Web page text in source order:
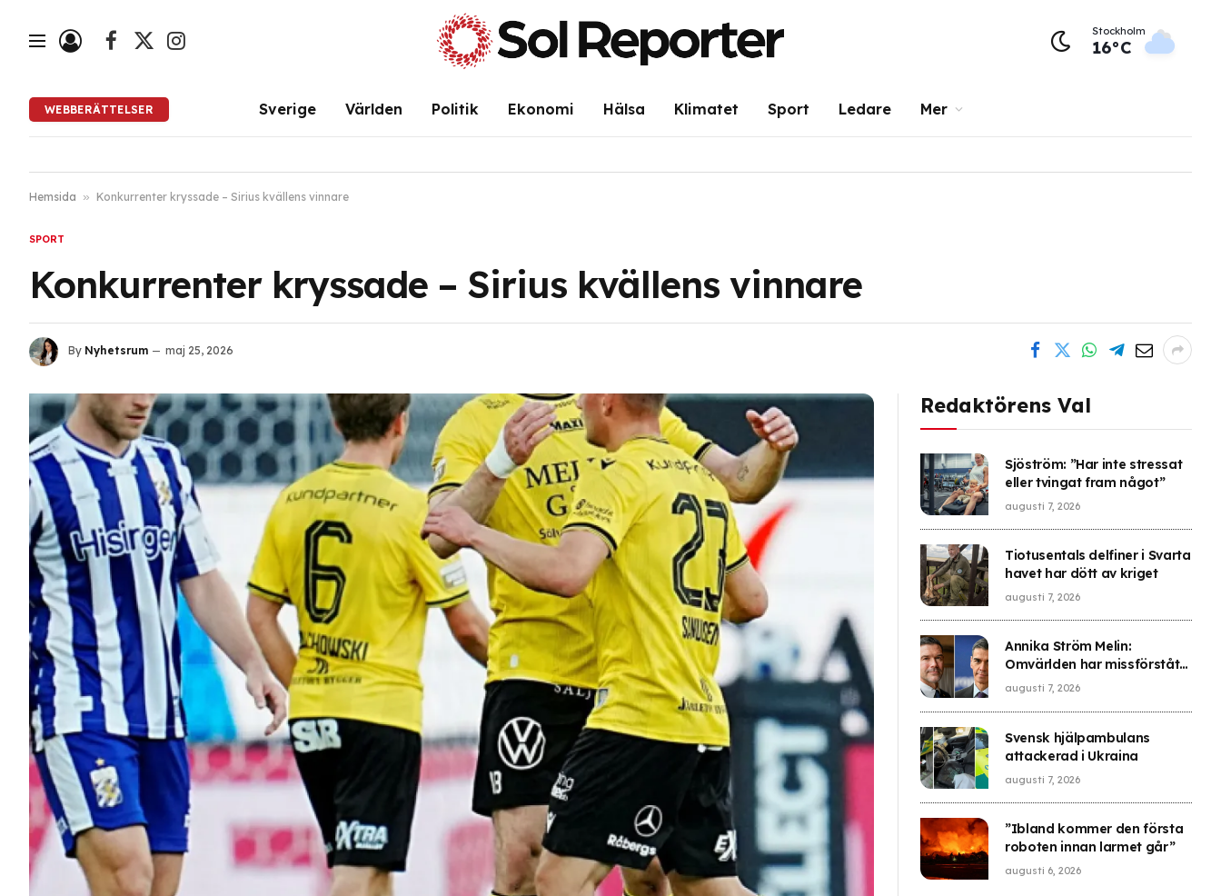
Facebook
X
Instagram
Stockholm
16°C
WEBBERÄTTELSER Sverige Världen Politik Ekonomi Hälsa Klimatet Sport Ledare Mer
Hemsida » Konkurrenter kryssade – Sirius kvällens vinnare
SPORT
Konkurrenter kryssade – Sirius kvällens vinnare
By Nyhetsrum maj 25, 2026
Redaktörens Val
Sjöström: ”Har inte stressat
eller tvingat fram något”
augusti 7, 2026
Tiotusentals delfiner i Svarta
havet har dött av kriget
augusti 7, 2026
Annika Ström Melin:
Omvärlden har missförstått
vad som hände i Ceuta –
augusti 7, 2026
Svensk hjälpambulans
attackerad i Ukraina
augusti 7, 2026
”Ibland kommer den första
roboten innan larmet går”
augusti 6, 2026